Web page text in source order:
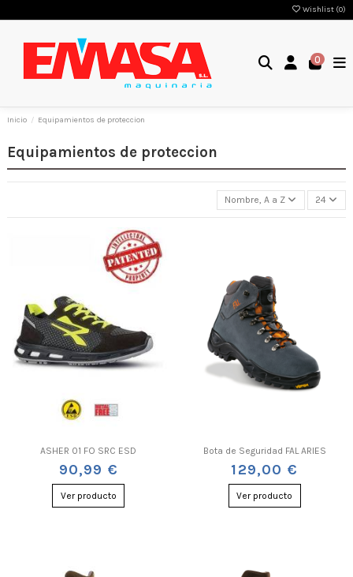
Wishlist (0)
0
Inicio Equipamientos de proteccion
Equipamientos de proteccion
Nombre, A a Z 24
ASHER 01 FO SRC ESD
90,99 €
Ver producto
Bota de Seguridad FAL ARIES
129,00 €
Ver producto